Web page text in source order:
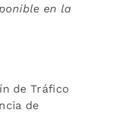
en la
de Tráfico
de